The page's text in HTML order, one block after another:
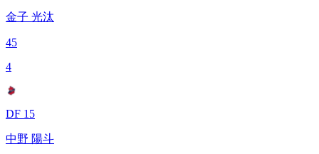
金子 光汰
45
4
DF 15
中野 陽斗